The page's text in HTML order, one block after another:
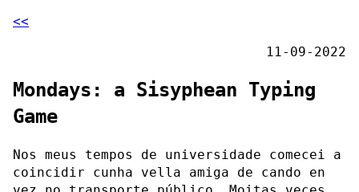
<<
11-09-2022
Mondays: a Sisyphean Typing
Game
Nos meus tempos de universidade comecei a
coincidir cunha vella amiga de cando en